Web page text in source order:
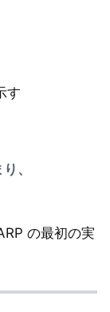
す
、
の最初の実